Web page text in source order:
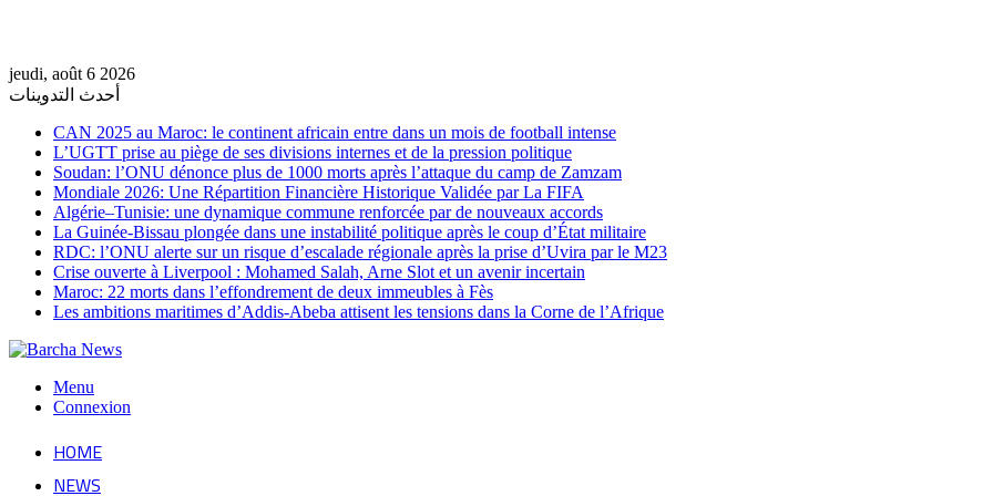
jeudi, août 6 2026
أحدث التدوينات
CAN 2025 au Maroc: le continent africain entre dans un mois de football intense
L’UGTT prise au piège de ses divisions internes et de la pression politique
Soudan: l’ONU dénonce plus de 1000 morts après l’attaque du camp de Zamzam
Mondiale 2026: Une Répartition Financière Historique Validée par La FIFA
Algérie–Tunisie: une dynamique commune renforcée par de nouveaux accords
La Guinée-Bissau plongée dans une instabilité politique après le coup d’État militaire
RDC: l’ONU alerte sur un risque d’escalade régionale après la prise d’Uvira par le M23
Crise ouverte à Liverpool : Mohamed Salah, Arne Slot et un avenir incertain
Maroc: 22 morts dans l’effondrement de deux immeubles à Fès
Les ambitions maritimes d’Addis-Abeba attisent les tensions dans la Corne de l’Afrique
Menu
Connexion
HOME
NEWS